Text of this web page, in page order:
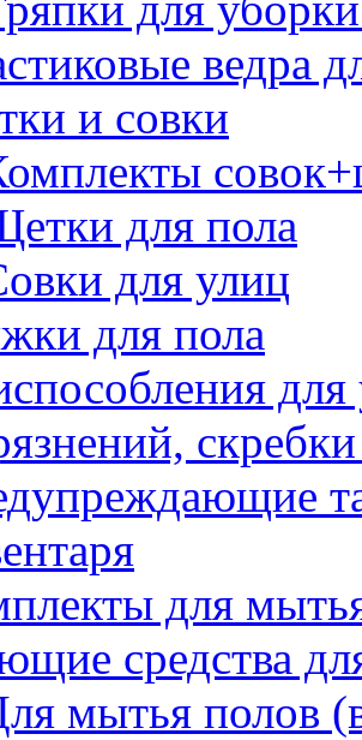
ведра
и совки
для пола
для улиц
для пола
для
средства
мытья полов